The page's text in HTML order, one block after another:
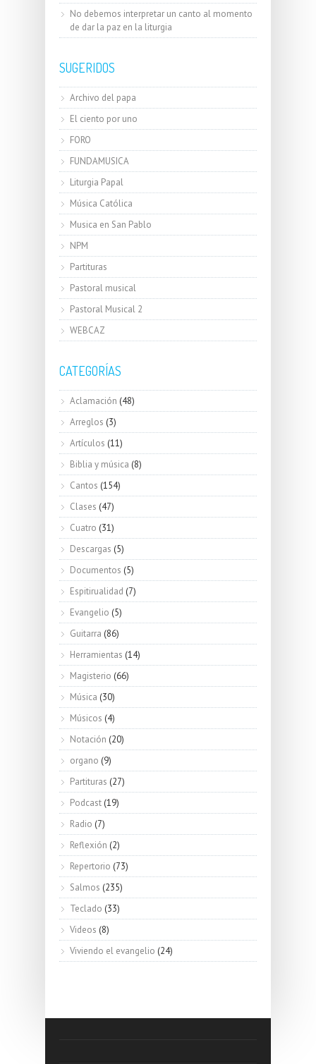
No debemos interpretar un canto al momento
de dar la paz en la liturgia
SUGERIDOS
Archivo del papa
El ciento por uno
FORO
FUNDAMUSICA
Liturgia Papal
Música Católica
Musica en San Pablo
NPM
Partituras
Pastoral musical
Pastoral Musical 2
WEBCAZ
CATEGORÍAS
Aclamación (48)
Arreglos (3)
Artículos (11)
Biblia y música (8)
Cantos (154)
Clases (47)
Cuatro (31)
Descargas (5)
Documentos (5)
Espitirualidad (7)
Evangelio (5)
Guitarra (86)
Herramientas (14)
Magisterio (66)
Música (30)
Músicos (4)
Notación (20)
organo (9)
Partituras (27)
Podcast (19)
Radio (7)
Reflexión (2)
Repertorio (73)
Salmos (235)
Teclado (33)
Videos (8)
Viviendo el evangelio (24)